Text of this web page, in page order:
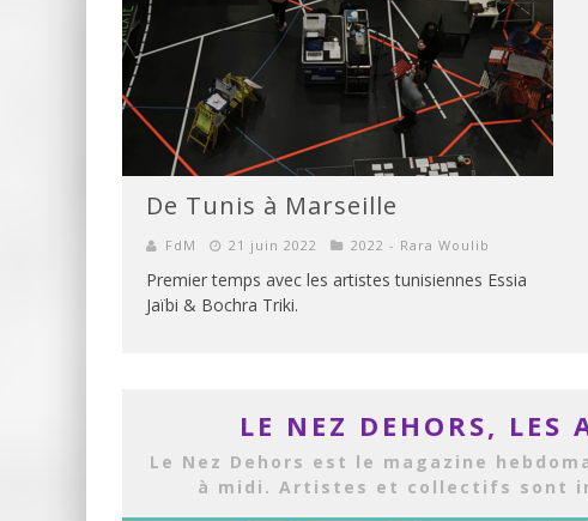
De Tunis à Marseille
FdM 21 juin 2022 2022 - Rara Woulib
Premier temps avec les artistes tunisiennes Essia
Jaïbi & Bochra Triki.
LE NEZ DEHORS, LES
Le Nez Dehors est le magazine
à midi. Artistes et collectifs sont